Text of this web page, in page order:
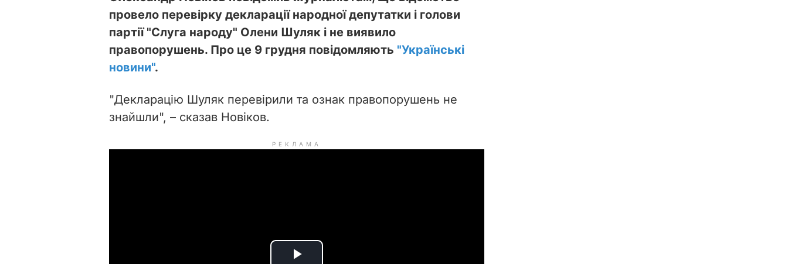
провело перевірку декларації народної депутатки і голови
партії "Слуга народу" Олени Шуляк і не виявило
правопорушень. Про це 9 грудня повідомляють "Українські
новини".
"Декларацію Шуляк перевірили та ознак правопорушень не
знайшли", – сказав Новіков.
РЕКЛАМА